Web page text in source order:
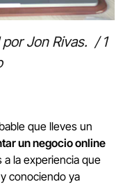
porJon Rivas. /1
que lleves un
un negocio online
a la experiencia que
conociendo ya